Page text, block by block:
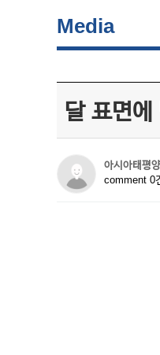
Media
달 표면
아시아태평
comment 0